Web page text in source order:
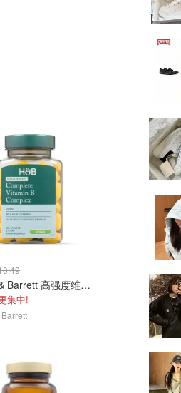
Holland & Barrett 高强度维生素B复合片 120片
集中!